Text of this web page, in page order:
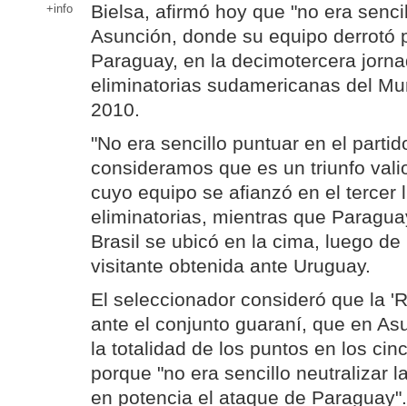
+info
Bielsa, afirmó hoy que "no era
Asunción, donde su equipo derrotó
Paraguay, en la decimotercera
eliminatorias sudamericanas del
2010.
"No era sencillo puntuar en el
consideramos que es un triunfo
cuyo equipo se afianzó en el tercer
eliminatorias, mientras que
Brasil se ubicó en la cima, luego
visitante obtenida ante Uruguay.
El seleccionador consideró que la
ante el conjunto guaraní, que en
la totalidad de los puntos en los
porque "no era sencillo neutralizar
en potencia el ataque de Paraguay".